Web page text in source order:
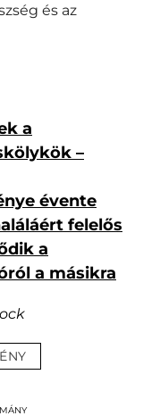
és az
a
–
évente
felelős
a
a másikra